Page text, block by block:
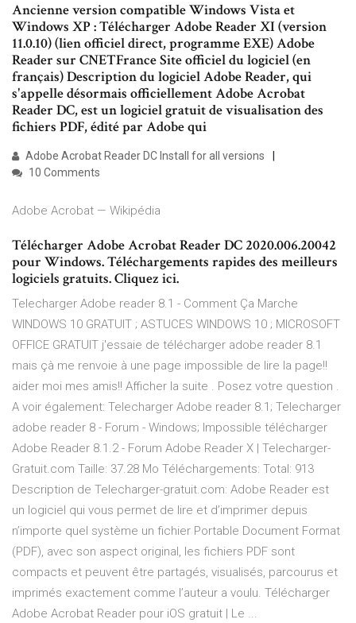
Ancienne version compatible Windows Vista et
Windows XP : Télécharger Adobe Reader XI (version
11.0.10) (lien officiel direct, programme EXE) Adobe
Reader sur CNETFrance Site officiel du logiciel (en
français) Description du logiciel Adobe Reader, qui
s'appelle désormais officiellement Adobe Acrobat
Reader DC, est un logiciel gratuit de visualisation des
fichiers PDF, édité par Adobe qui
Adobe Acrobat Reader DC Install for all versions
10 Comments
Adobe Acrobat — Wikipédia
Télécharger Adobe Acrobat Reader DC 2020.006.20042
pour Windows. Téléchargements rapides des meilleurs
logiciels gratuits. Cliquez ici.
Telecharger Adobe reader 8.1 - Comment Ça Marche
WINDOWS 10 GRATUIT ; ASTUCES WINDOWS 10 ; MICROSOFT
OFFICE GRATUIT j'essaie de télécharger adobe reader 8.1
mais çà me renvoie à une page impossible de lire la page!!
aider moi mes amis!! Afficher la suite . Posez votre question .
A voir également: Telecharger Adobe reader 8.1; Telecharger
adobe reader 8 - Forum - Windows; Impossible télécharger
Adobe Reader 8.1.2 - Forum Adobe Reader X | Telecharger-
Gratuit.com Taille: 37.28 Mo Téléchargements: Total: 913
Description de Telecharger-gratuit.com: Adobe Reader est
un logiciel qui vous permet de lire et d’imprimer depuis
n’importe quel système un fichier Portable Document Format
(PDF), avec son aspect original, les fichiers PDF sont
compacts et peuvent être partagés, visualisés, parcourus et
imprimés exactement comme l’auteur a voulu. Télécharger
Adobe Acrobat Reader pour iOS gratuit | Le ...